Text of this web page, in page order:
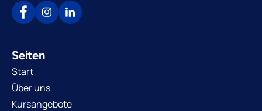
Seiten
Start
Über uns
Kursangebote